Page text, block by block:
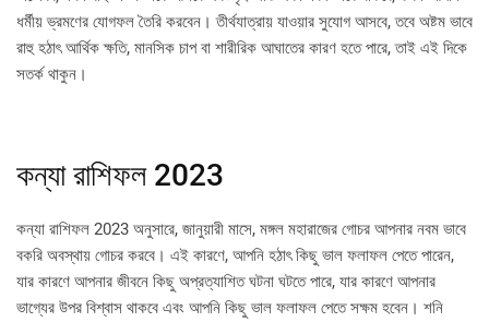
ধর্মীয় ভ্রমণের যোগফল তৈরি করবেন। তীর্থযাত্রায় যাওয়ার সুযোগ আসবে, তবে অষ্টম ভাবে
রাহু হঠাৎ আর্থিক ক্ষতি, মানসিক চাপ বা শারীরিক আঘাতের কারণ হতে পারে, তাই এই দিকে
সতর্ক থাকুন।
কন্যা রাশিফল 2023
কন্যা রাশিফল ​​2023 অনুসারে, জানুয়ারী মাসে, মঙ্গল মহারাজের গোচর আপনার নবম ভাবে
বকরি অবস্থায় গোচর করবে। এই কারণে, আপনি হঠাৎ কিছু ভাল ফলাফল পেতে পারেন,
যার কারণে আপনার জীবনে কিছু অপ্রত্যাশিত ঘটনা ঘটতে পারে, যার কারণে আপনার
ভাগ্যের উপর বিশ্বাস থাকবে এবং আপনি কিছু ভাল ফলাফল পেতে সক্ষম হবেন। শনি